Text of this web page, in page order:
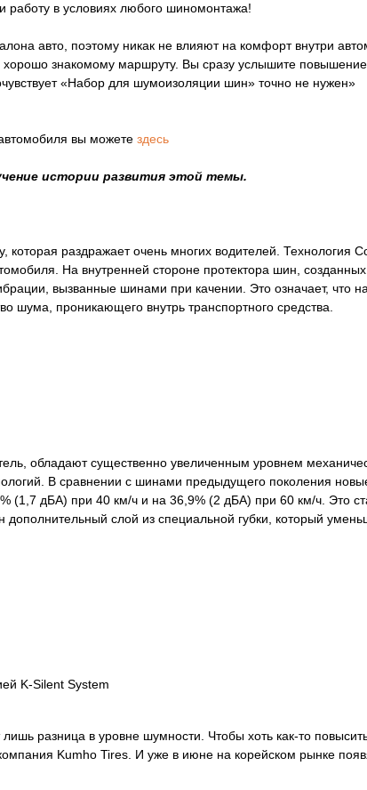
в условиях любого шиномонтажа!
авто, поэтому никак не влияют на комфорт внутри
хорошо знакомому маршруту. Вы сразу услышите
«Набор для шумоизоляции шин» точно не нужен»
вы можете здесь
истории развития этой темы.
раздражает очень многих водителей. Технология
На внутренней стороне протектора шин,
вызванные шинами при качении. Это означает, что
шума, проникающего внутрь транспортного средства.
обладают существенно увеличенным уровнем
В сравнении с шинами предыдущего поколения
(1,7 дБА) при 40 км/ч и на 36,9% (2 дБА) при 60 км/ч. Это
слой из специальной губки, который
K-Silent System
разница в уровне шумности. Чтобы хоть как-то
Kumho Tires. И уже в июне на корейском рынке